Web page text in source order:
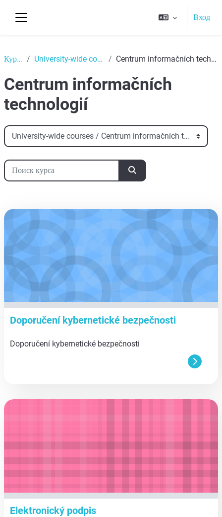
Вход
Курсы University-wide courses Centrum informačních technologií
Centrum informačních
technologií
Категории курсов
Поиск курса
Поиск курса
aa
Doporučení kybernetické bezpečnosti
Doporučení kybernetické bezpečnosti
aa
Elektronický podpis